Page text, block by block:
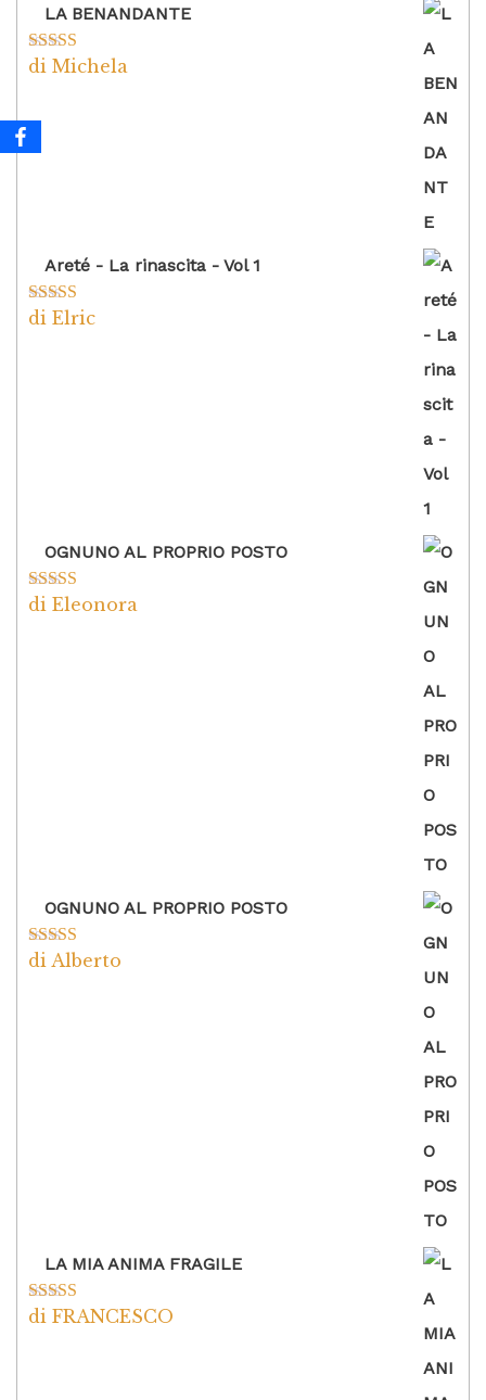
LA BENANDANTE
Valutato5su
di Michela
Areté - La rinascita - Vol 1
Valutato5
di Elric
OGNUNO AL PROPRIO POSTO
Valutato5su
di Eleonora
OGNUNO AL PROPRIO POSTO
Valutato5su
di Alberto
LA MIA ANIMA FRAGILE
Valutato5su
di FRANCESCO